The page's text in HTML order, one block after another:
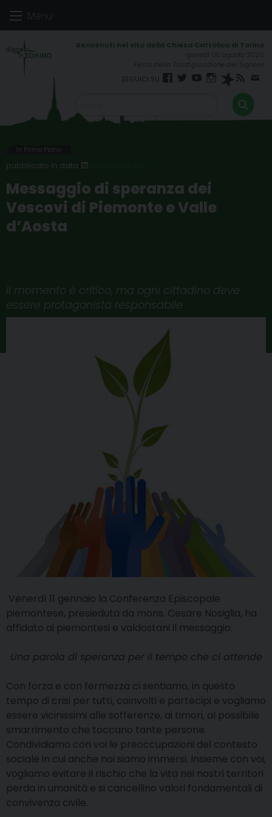
Menu
giovedì 06 agosto 2026
Festa della Trasfigurazione del Signore
Facebook
TwitterYouTube
Instagram
Spreaker
RSS
FEED
In Primo Piano
Messaggio di speranza dei
Vescovi di Piemonte e Valle
d’Aosta
Il momento è critico, ma ogni cittadino deve
essere protagonista responsabile
Venerdì 11 gennaio la Conferenza Episcopale
piemontese, presieduta da mons. Cesare Nosiglia, ha
affidato ai piemontesi e valdostani il messaggio:
Una parola di speranza per il tempo che ci attende
Con forza e con fermezza ci sentiamo, in questo
tempo di crisi per tutti, coinvolti e partecipi e vogliamo
essere vicinissimi alle sofferenze, ai timori, al possibile
smarrimento che toccano tante persone.
Condividiamo con voi le preoccupazioni del contesto
sociale in cui anche noi siamo immersi. Insieme con voi,
vogliamo evitare il rischio che la vita nei nostri territori
perda in umanità e si cancellino valori fondamentali di
convivenza civile.